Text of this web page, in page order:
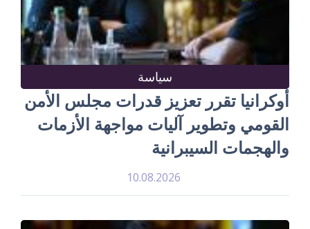
سياسة
أوكرانيا تقرر تعزيز قدرات مجلس الأمن
القومي وتطوير آليات مواجهة الأزمات
والهجمات السيبرانية
10.08.2026